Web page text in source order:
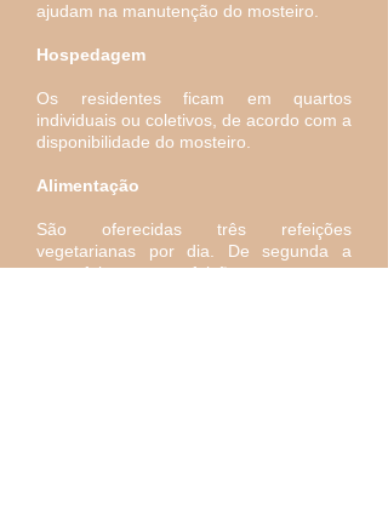
ajudam na manutenção do mosteiro.
Hospedagem
Os residentes ficam em quartos
individuais ou coletivos, de acordo com a
disponibilidade do mosteiro.
Alimentação
São oferecidas três refeições
vegetarianas por dia. De segunda a
sexta-feira, as refeições seguem a